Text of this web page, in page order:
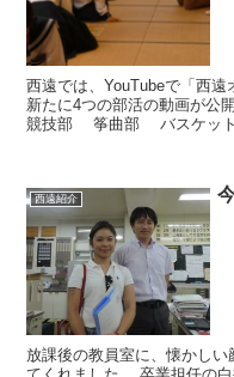
西遠では、YouTubeで「西遠
新たに4つの部活の動画が
競技部 筝曲部 バスケット
西遠紹介
放課後の教員室に、懐かし